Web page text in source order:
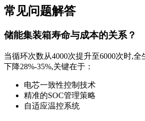
常见问题解答
储能集装箱寿命与成本的关系？
当循环次数从4000次提升至6000次时,
下降28%-35%,关键在于：
电芯一致性控制技术
精准的SOC管理策略
自适应温控系统